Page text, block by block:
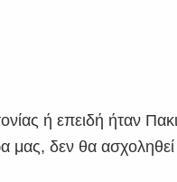
ή επειδή ήταν
μας, δεν θα ασχοληθεί